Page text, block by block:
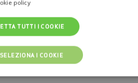
policy
TUTTI I COOKIE
SELEZIONA I COOKIE
COOKIE DI PROFILAZIONE